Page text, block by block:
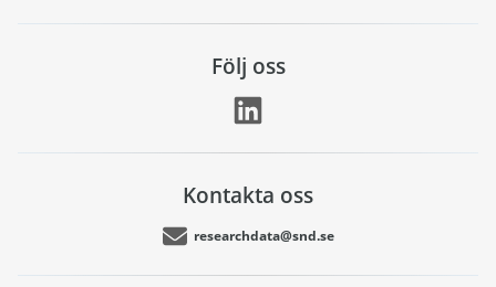
Följ oss
Kontakta oss
researchdata@snd.se